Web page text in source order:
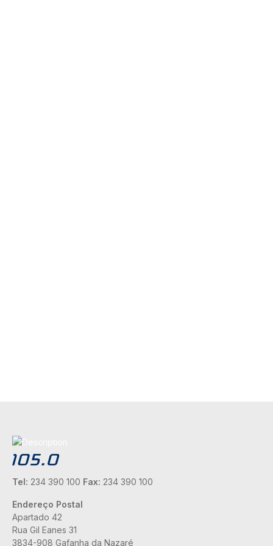
Tel: 234 390 100 Fax: 234 390 100
Endereço Postal
Apartado 42
Rua Gil Eanes 31
3834-908 Gafanha da Nazaré